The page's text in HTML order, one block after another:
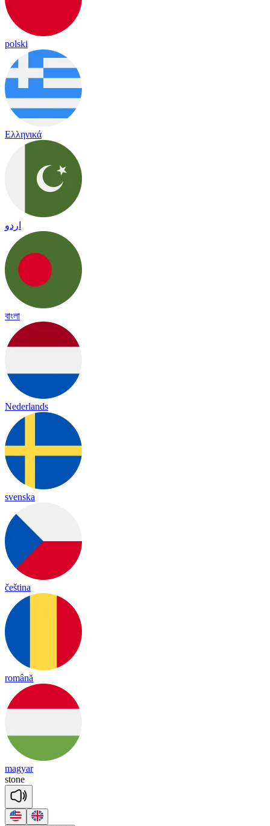
polski
Ελληνικά
اردو
বাংলা
Nederlands
svenska
čeština
română
magyar
stone